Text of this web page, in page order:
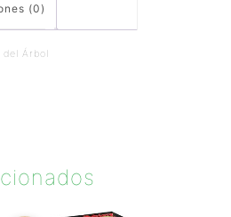
(0)
del Árbol